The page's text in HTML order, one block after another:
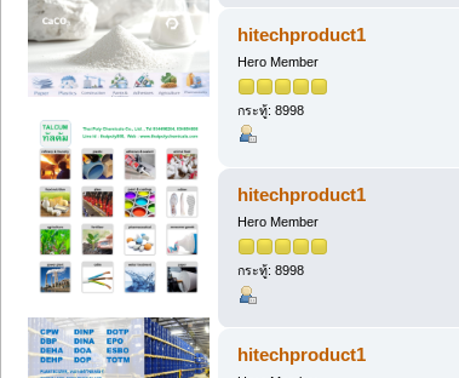
hitechproduct1
Hero Member
กระทู้: 8998
hitechproduct1
Hero Member
กระทู้: 8998
hitechproduct1